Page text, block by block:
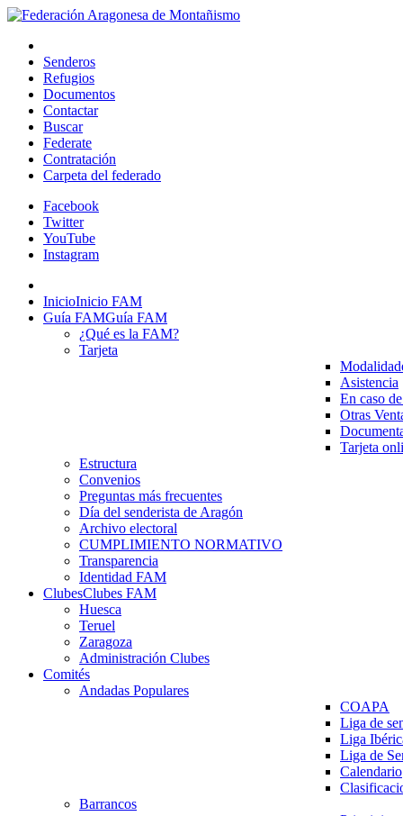
Senderos
Refugios
Documentos
Contactar
Buscar
Federate
Contratación
Carpeta del federado
Facebook
Twitter
YouTube
Instagram
InicioInicio FAM
Guía FAMGuía FAM
¿Qué es la FAM?
Tarjeta
Asistencia
En caso
Otras
Tarjeta
Estructura
Convenios
Preguntas más frecuentes
Día del senderista de Aragón
Archivo electoral
CUMPLIMIENTO NORMATIVO
Transparencia
Identidad FAM
ClubesClubes FAM
Huesca
Teruel
Zaragoza
Administración Clubes
Comités
Andadas Populares
COAPA
Liga de
Liga
Liga de
Calendario
Barrancos